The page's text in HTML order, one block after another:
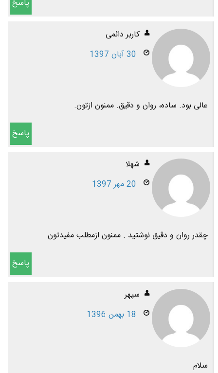
پاسخ
کاربر دائمی
30 آبان 1397
عالی بود. ساده، روان و دقیق. ممنون ازتون.
پاسخ
شهلا
20 مهر 1397
چقدر روان و دقیق نوشتید . ممنون ازمطلب مفیدتون
پاسخ
سپهر
18 بهمن 1396
سلام